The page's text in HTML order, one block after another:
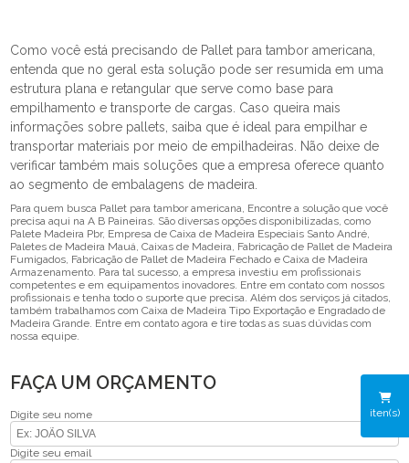
iten(s)
Como você está precisando de Pallet para tambor americana,
entenda que no geral esta solução pode ser resumida em uma
estrutura plana e retangular que serve como base para
empilhamento e transporte de cargas. Caso queira mais
informações sobre pallets, saiba que é ideal para empilhar e
transportar materiais por meio de empilhadeiras. Não deixe de
verificar também mais soluções que a empresa oferece quanto
ao segmento de embalagens de madeira.
Para quem busca Pallet para tambor americana, Encontre a solução que você
precisa aqui na A B Paineiras. São diversas opções disponibilizadas, como
Palete Madeira Pbr, Empresa de Caixa de Madeira Especiais Santo André,
Paletes de Madeira Mauá, Caixas de Madeira, Fabricação de Pallet de Madeira
Fumigados, Fabricação de Pallet de Madeira Fechado e Caixa de Madeira
Armazenamento. Para tal sucesso, a empresa investiu em profissionais
competentes e em equipamentos inovadores. Entre em contato com nossos
profissionais e tenha todo o suporte que precisa. Além dos serviços já citados,
também trabalhamos com Caixa de Madeira Tipo Exportação e Engradado de
Madeira Grande. Entre em contato agora e tire todas as suas dúvidas com
nossa equipe.
FAÇA UM ORÇAMENTO
Digite seu nome
Digite seu email